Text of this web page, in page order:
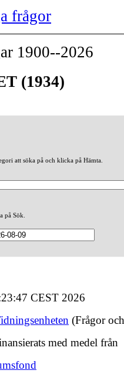
frågor
1900--2026
(1934)
att söka på och klicka på Hämta.
på Sök.
CEST 2026
(Frågor
med medel från